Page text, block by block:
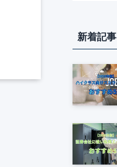
新着記事